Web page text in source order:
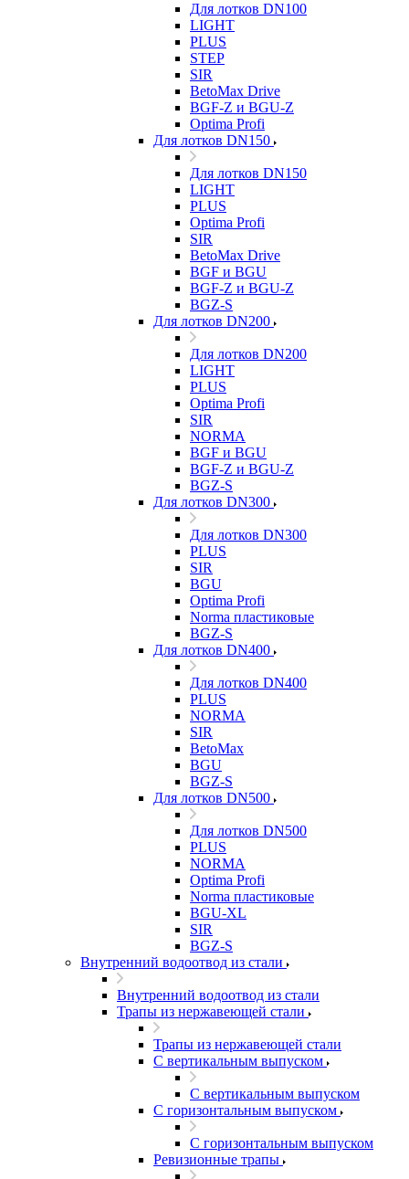
Для лотков DN100
LIGHT
PLUS
STEP
SIR
BetoMax Drive
BGF-Z и BGU-Z
Optima Profi
Для лотков DN150
Для лотков DN150
LIGHT
PLUS
Optima Profi
SIR
BetoMax Drive
BGF и BGU
BGF-Z и BGU-Z
BGZ-S
Для лотков DN200
Для лотков DN200
LIGHT
PLUS
Optima Profi
SIR
NORMA
BGF и BGU
BGF-Z и BGU-Z
BGZ-S
Для лотков DN300
Для лотков DN300
PLUS
SIR
BGU
Optima Profi
Norma пластиковые
BGZ-S
Для лотков DN400
Для лотков DN400
PLUS
NORMA
SIR
BetoMax
BGU
BGZ-S
Для лотков DN500
Для лотков DN500
PLUS
NORMA
Optima Profi
Norma пластиковые
BGU-XL
SIR
BGZ-S
Внутренний водоотвод из стали
Внутренний водоотвод из стали
Трапы из нержавеющей стали
Трапы из нержавеющей стали
С вертикальным выпуском
С вертикальным выпуском
С горизонтальным выпуском
С горизонтальным выпуском
Ревизионные трапы